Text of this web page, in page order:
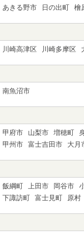
あきる野市
日の出町 檜
川崎高津区 川崎多摩区
南魚沼市
甲府市 山梨市 増穂町
甲州市
富士吉田市 大月
飯綱町 上田市 岡谷市
下諏訪町
富士見町 原村